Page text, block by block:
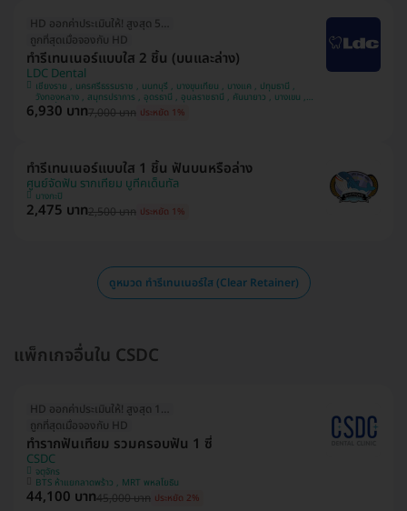
HD ออกค่าประเมินให้! สูงสุด 500 บ.
ถูกที่สุดเมื่อจองกับ HD
ทำรีเทนเนอร์แบบใส 2 ชิ้น (บนและล่าง)
LDC Dental
เชียงราย , นครศรีธรรมราช , นนทบุรี , บางขุนเทียน , บางแค , ปทุมธานี ,
วังทองหลาง , สมุทรปราการ , อุดรธานี , อุบลราชธานี , คันนายาว , บางเขน ,
หลักสี่ , สวนหลวง , มีนบุรี , นครพนม , ทวีวัฒนา
6,930 บาท7,000 บาท ประหยัด 1%
ทำรีเทนเนอร์แบบใส 1 ชิ้น ฟันบนหรือล่าง
ศูนย์จัดฟัน รากเทียม บูทีคเด็นทัล
บางกะปิ
2,475 บาท2,500 บาท ประหยัด 1%
ดูหมวด ทำรีเทนเนอร์ใส (Clear Retainer)
แพ็กเกจอื่นใน CSDC
HD ออกค่าประเมินให้! สูงสุด 1500 บ.
ถูกที่สุดเมื่อจองกับ HD
ทำรากฟันเทียม รวมครอบฟัน 1 ซี่
CSDC
จตุจักร
BTS ห้าแยกลาดพร้าว , MRT พหลโยธิน
44,100 บาท45,000 บาท ประหยัด 2%